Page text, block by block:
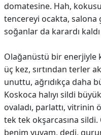
domatesine. Hah,
tencereyi ocakta, salona
soğanlar da karardı
Olağanüstü bir enerjiyle
üç kez, sırtından terler
unuttu, ağrıdıkça daha
Koskoca halıyı sildi
ovaladı, parlattı,
tek tek okşarcasına
benim yuvam, dedi,